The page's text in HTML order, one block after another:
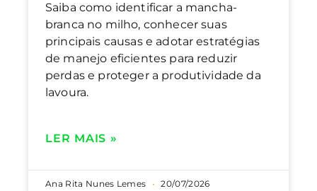
Saiba como identificar a mancha-
branca no milho, conhecer suas
principais causas e adotar estratégias
de manejo eficientes para reduzir
perdas e proteger a produtividade da
lavoura.
LER MAIS »
Ana Rita Nunes Lemes 20/07/2026